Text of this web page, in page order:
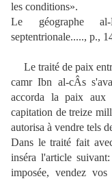
les conditions».
Le géographe
septentrionale....., p.,
Le traité de paix
camr Ibn al-cÂs
accorda la paix aux
capitation de treize
autorisa à vendre tels
Dans le traité fait
inséra l'article
imposée, vendez